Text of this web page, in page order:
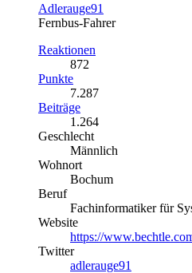
Adlerauge91
Fernbus-Fahrer
Reaktionen
872
Punkte
7.287
Beiträge
1.264
Geschlecht
Männlich
Wohnort
Bochum
Beruf
Fachinformatiker für
Website
https://
Twitter
adlerauge91